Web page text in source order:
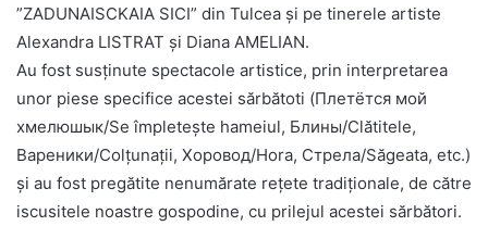
”ZADUNAISCKAIA SICI” din Tulcea și pe tinerele artiste
Alexandra LISTRAT și Diana AMELIAN.
Au fost susținute spectacole artistice, prin interpretarea
unor piese specifice acestei sărbătoti (Плетётся мой
хмелюшык/Se împletește hameiul, Блины/Clătitele,
Вареники/Colțunații, Хоровод/Hora, Стрела/Săgeata, etc.)
și au fost pregătite nenumărate rețete tradiționale, de către
iscusitele noastre gospodine, cu prilejul acestei sărbători.